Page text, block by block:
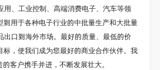
用、工业控制、高端消费电子、汽车等领
用于各种电子行业的中批量生产和大批量
出口到海外市场。最好的质量、最低的价
，使我们成为您最好的商业合作伙伴。我
客户携手并进，不断发展壮大。